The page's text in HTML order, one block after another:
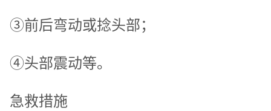
③前后弯动或捻头部；
④头部震动等。
急救措施